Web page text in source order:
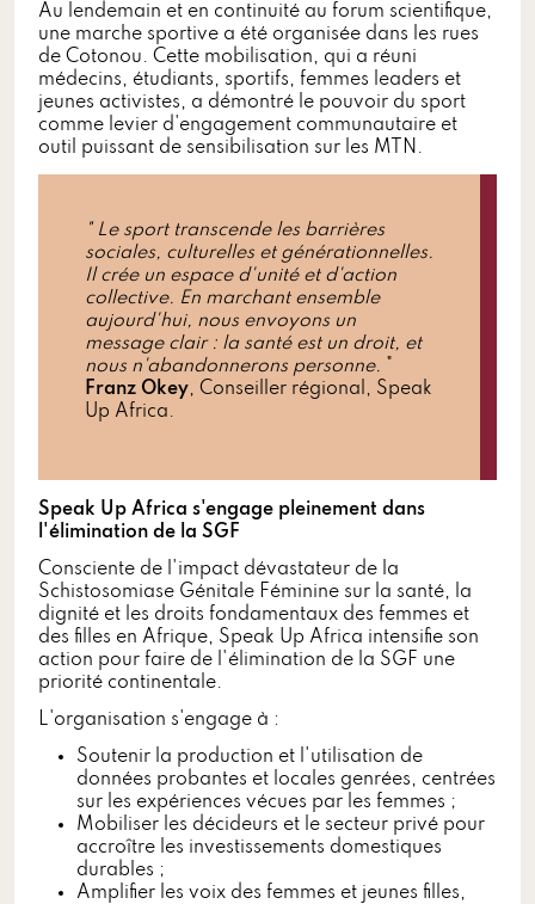
Au lendemain et en continuité au forum scientifique,
une marche sportive a été organisée dans les rues
de Cotonou. Cette mobilisation, qui a réuni
médecins, étudiants, sportifs, femmes leaders et
jeunes activistes, a démontré le pouvoir du sport
comme levier d'engagement communautaire et
outil puissant de sensibilisation sur les MTN.
" Le sport transcende les barrières
sociales, culturelles et générationnelles.
Il crée un espace d'unité et d'action
collective. En marchant ensemble
aujourd'hui, nous envoyons un
message clair : la santé est un droit, et
nous n'abandonnerons personne.
Franz Okey, Conseiller régional, Speak
Up Africa.
Speak Up Africa s'engage pleinement dans
l'élimination de la SGF
Consciente de l'impact dévastateur de la
Schistosomiase Génitale Féminine sur la santé, la
dignité et les droits fondamentaux des femmes et
des filles en Afrique, Speak Up Africa intensifie son
action pour faire de l'élimination de la SGF une
priorité continentale.
L'organisation s'engage à :
Soutenir la production et l'utilisation de
données probantes et locales genrées, centrées
sur les expériences vécues par les femmes ;
Mobiliser les décideurs et le secteur privé pour
accroître les investissements domestiques
durables ;
Amplifier les voix des femmes et jeunes filles,